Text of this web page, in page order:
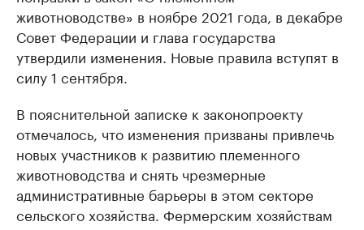
животноводстве» в ноябре 2021 года, в декабре
Совет Федерации и глава государства
утвердили изменения. Новые правила вступят в
силу 1 сентября.
В пояснительной записке к законопроекту
отмечалось, что изменения призваны привлечь
новых участников к развитию племенного
животноводства и снять чрезмерные
административные барьеры в этом секторе
сельского хозяйства. Фермерским хозяйствам